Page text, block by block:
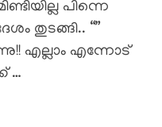
പിന്നെ
തുടങ്ങി.. “”
എല്ലാം എന്നോട്
…